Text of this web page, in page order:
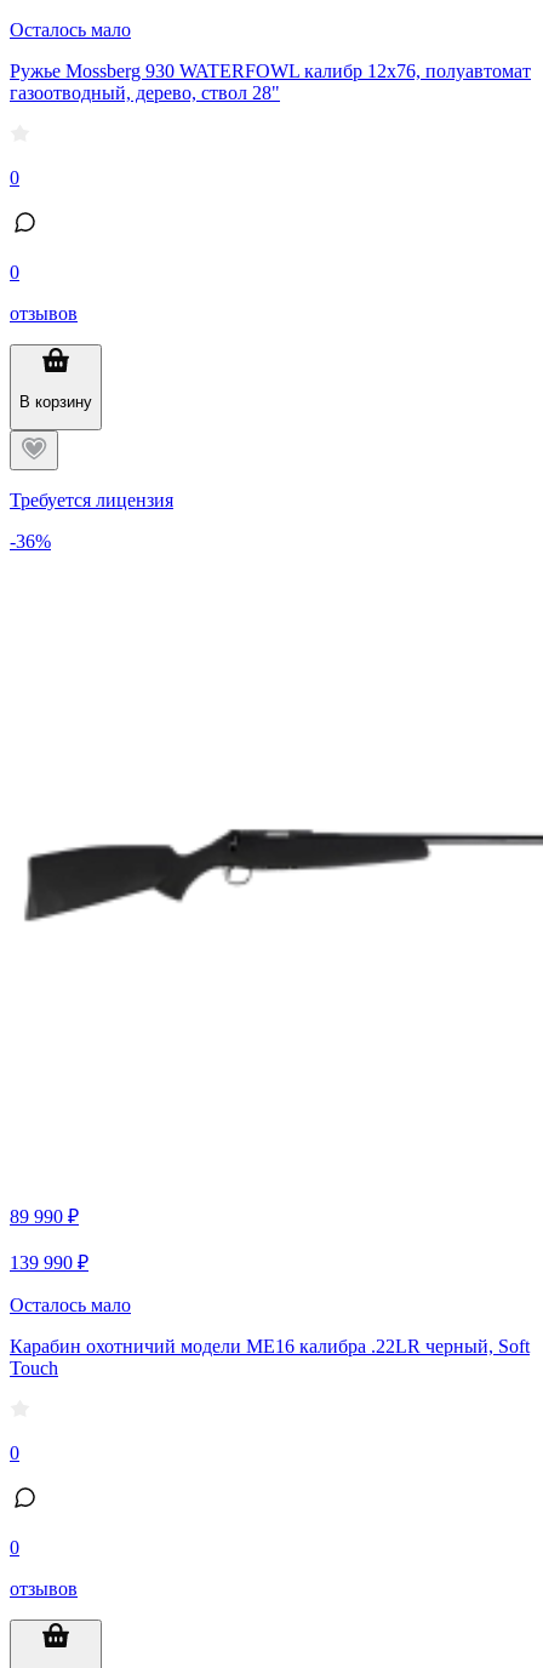
Осталось мало
Ружье Mossberg 930 WATERFOWL калибр 12х76, полуавтомат
газоотводный, дерево, ствол 28"
0
0
отзывов
В корзину
Требуется лицензия
-36%
89 990 ₽
139 990 ₽
Осталось мало
Карабин охотничий модели МЕ16 калибра .22LR черный, Soft
Touch
0
0
отзывов